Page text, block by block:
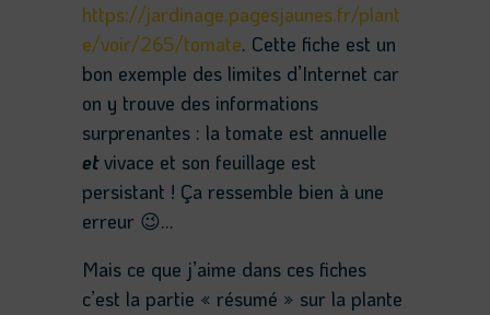
https://jardinage.pagesjaunes.fr/plant
e/voir/265/tomate. Cette fiche est un
bon exemple des limites d’Internet car
on y trouve des informations
surprenantes : la tomate est annuelle
etvivace et son feuillage est
persistant ! Ça ressemble bien à une
erreur 😉…
Mais ce que j’aime dans ces fiches
c’est la partie « résumé » sur la plante